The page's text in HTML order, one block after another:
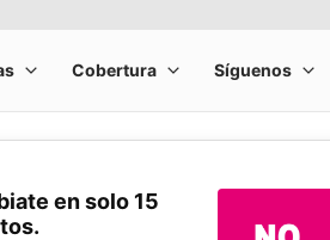
en solo 15